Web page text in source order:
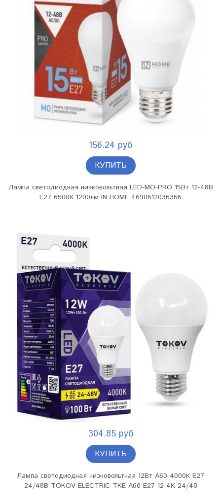
156.24 руб
КУПИТЬ
Лампа светодиодная низковольтная LED-MO-PRO 15Вт 12-48В
Е27 6500К 1200лм IN HOME 4690612036366
304.85 руб
КУПИТЬ
Лампа светодиодная низковольтная 12Вт А60 4000К Е27
24/48В TOKOV ELECTRIC TKE-A60-E27-12-4K-24/48